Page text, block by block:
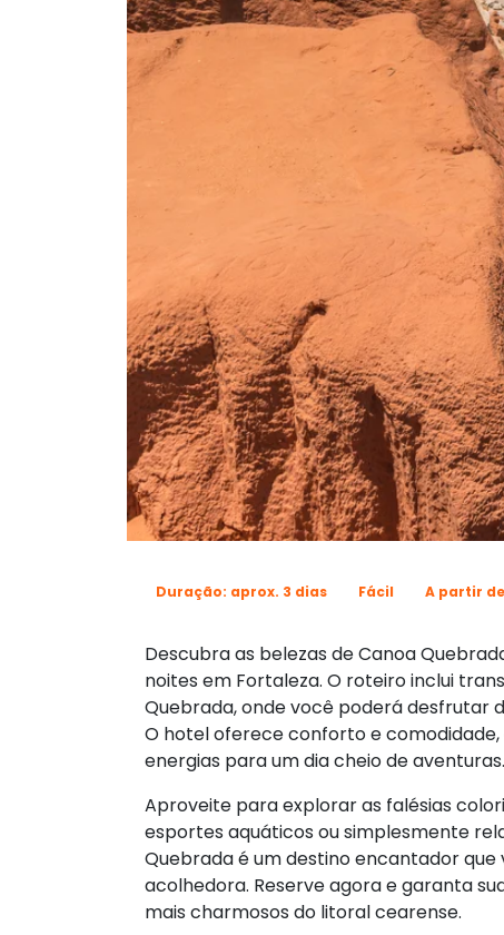
Duração: aprox. 3 dias Fácil A partir
Descubra as belezas de Canoa
noites em Fortaleza. O roteiro inclui
Quebrada, onde você poderá desfrutar
O hotel oferece conforto e
energias para um dia cheio de aventuras.
Aproveite para explorar as falésias
esportes aquáticos ou simplesmente
Quebrada é um destino encantador
acolhedora. Reserve agora e garanta
mais charmosos do litoral cearense.